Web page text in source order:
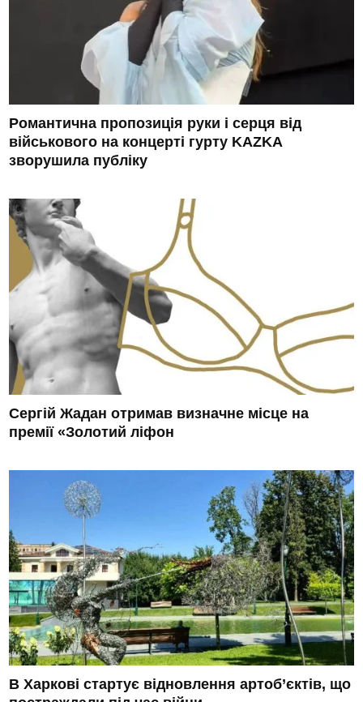
Романтична пропозиція руки і серця від
військового на концерті гурту KAZKA
зворушила публіку
Сергій Жадан отримав визначне місце на
премії «Золотий ліфон
В Харкові стартує відновлення артоб’єктів, що